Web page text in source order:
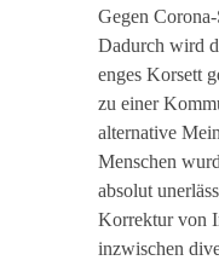
Gegen
Dadurch wird
enges Korsett
zu einer
alternative
Menschen
absolut
Korrektur von
inzwischen